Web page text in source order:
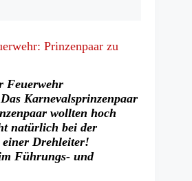
Prinzenpaar zu
Feuerwehr
Karnevalsprinzenpaar
wollten hoch
natürlich bei der
Drehleiter!
Führungs- und